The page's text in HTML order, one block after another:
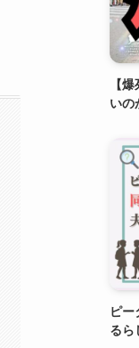
【
いの
ピー
るら